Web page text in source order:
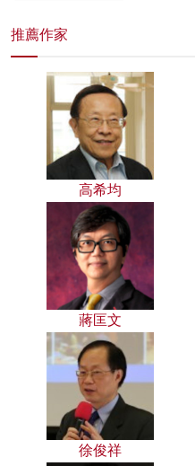
推薦作家
高希均
蔣匡文
徐俊祥